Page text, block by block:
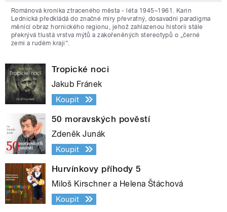
Románová kronika ztraceného města - léta 1945–1961. Karin
Lednická předkládá do značné míry převratný, dosavadní paradigma
měnící obraz hornického regionu, jehož zahlazenou historii stále
překrývá tlustá vrstva mýtů a zakořeněných stereotypů o „černé
zemi a rudém kraji“.
Tropické noci
Jakub Fránek
Koupit
50 moravských pověstí
Zdeněk Junák
Koupit
Hurvínkovy příhody 5
Miloš Kirschner a Helena Štáchová
Koupit